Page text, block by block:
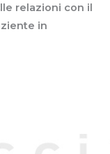
relazioni con il
in